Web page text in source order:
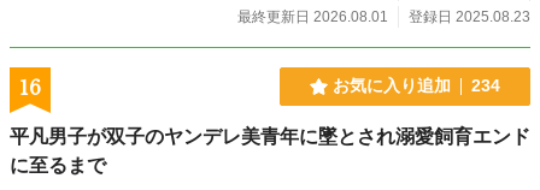
れるのか。 ※超少子化対策として、国家主導でアルファとオ
パートもあります。 ※結末はハッピーエンドです。安心して
約者だったが、17歳の夏、原因不明の死を遂げる。今世の目
最終更新日 2026.08.01
登録日 2025.08.23
16 お気に入り追加 234
平凡男子が双子のヤンデレ美青年に墜とされ溺愛飼育エンド
に至るまで